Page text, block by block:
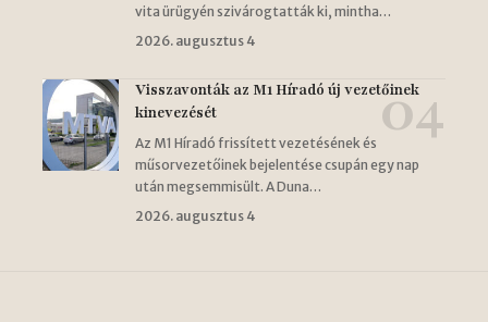
vita ürügyén szivárogtatták ki, mintha…
2026. augusztus 4
Visszavonták az M1 Híradó új vezetőinek
kinevezését
Az M1 Híradó frissített vezetésének és
műsorvezetőinek bejelentése csupán egy nap
után megsemmisült. A Duna…
2026. augusztus 4